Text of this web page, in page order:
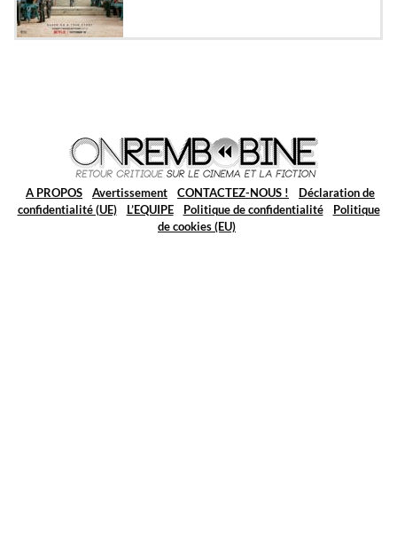
A PROPOS Avertissement CONTACTEZ-NOUS !
Déclaration de
confidentialité (UE)
L’EQUIPE Politique de confidentialité
Politique
de cookies (EU)